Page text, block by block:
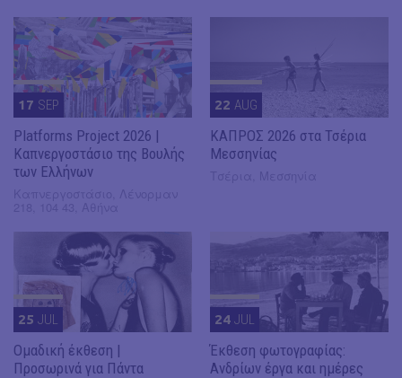
17 SEP
Platforms Project 2026 |
Καπνεργοστάσιο της Βουλής
των Ελλήνων
22 AUG
ΚΑΠΡΟΣ 2026 στα Τσέρια
Μεσσηνίας
25 JUL
Ομαδική έκθεση |
Προσωρινά για Πάντα
24 JUL
Έκθεση φωτογραφίας:
Ανδρίων έργα και ημέρες